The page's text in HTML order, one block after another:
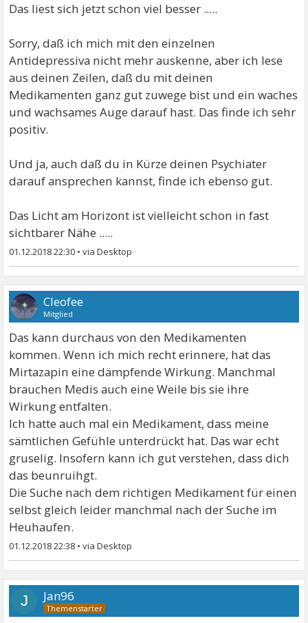
Das liest sich jetzt schon viel besser .....
Sorry, daß ich mich mit den einzelnen
Antidepressiva nicht mehr auskenne, aber ich lese
aus deinen Zeilen, daß du mit deinen
Medikamenten ganz gut zuwege bist und ein waches
und wachsames Auge darauf hast. Das finde ich sehr
positiv.
Und ja, auch daß du in Kürze deinen Psychiater
darauf ansprechen kannst, finde ich ebenso gut.
Das Licht am Horizont ist vielleicht schon in fast
sichtbarer Nähe .....
01.12.2018 22:30 •
Cleofee
Mitglied
Das kann durchaus von den Medikamenten
kommen. Wenn ich mich recht erinnere, hat das
Mirtazapin eine dämpfende Wirkung. Manchmal
brauchen Medis auch eine Weile bis sie ihre
Wirkung entfalten.
Ich hatte auch mal ein Medikament, dass meine
sämtlichen Gefühle unterdrückt hat. Das war echt
gruselig. Insofern kann ich gut verstehen, dass dich
das beunruihgt.
Die Suche nach dem richtigen Medikament für einen
selbst gleich leider manchmal nach der Suche im
Heuhaufen.
01.12.2018 22:38 •
J Jan96